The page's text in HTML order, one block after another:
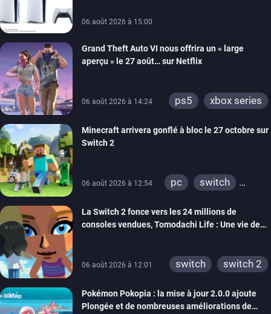
06 août 2026 à 15:00
Grand Theft Auto VI nous offrira un « large
aperçu » le 27 août… sur Netflix
06 août 2026 à 14:24 ps5 xbox series
Minecraft arrivera gonflé à bloc le 27 octobre sur
Switch 2
06 août 2026 à 12:54 pc
switch
xbox one
wiiu
3ds
ps3
switch 2
La Switch 2 fonce vers les 24 millions de
consoles vendues, Tomodachi Life : Une vie de
06 août 2026 à 12:01 switch switch 2
Pokémon Pokopia : la mise à jour 2.0.0 ajoute
Plongée et de nombreuses améliorations de